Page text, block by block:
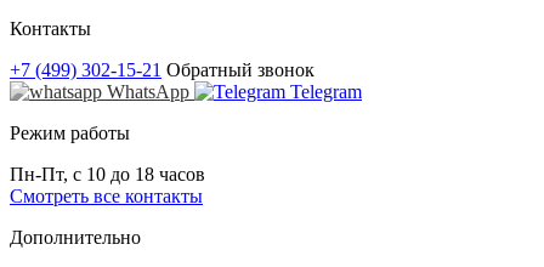
Контакты
+7 (499) 302-15-21 Обратный звонок
WhatsApp
Telegram
Режим работы
Пн-Пт, с 10 до 18 часов
Смотреть все контакты
Дополнительно